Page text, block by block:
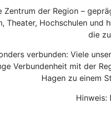
der Region –
Theater, Hochschulen
die
verbunden: Viele
Verbundenheit mit der
Hagen zu einem
Hinweis: